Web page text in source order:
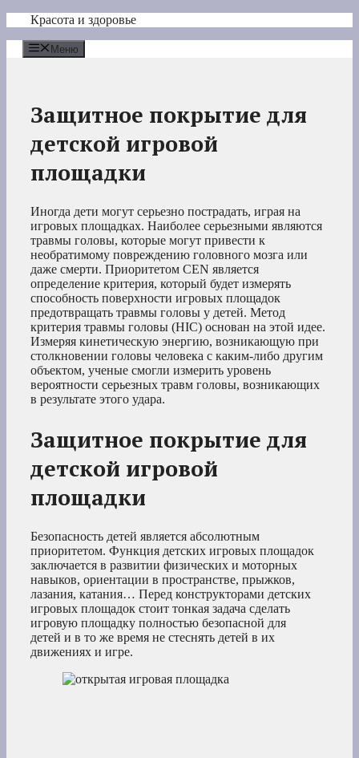
Перейти
содержимому
Красота и здоровье
Меню
Защитное покрытие для
детской игровой
площадки
Иногда дети могут серьезно пострадать, играя на
игровых площадках. Наиболее серьезными являются
травмы головы, которые могут привести к
необратимому повреждению головного мозга или
даже смерти. Приоритетом CEN является
определение критерия, который будет измерять
способность поверхности игровых площадок
предотвращать травмы головы у детей. Метод
критерия травмы головы (HIC) основан на этой идее.
Измеряя кинетическую энергию, возникающую при
столкновении головы человека с каким-либо другим
объектом, ученые смогли измерить уровень
вероятности серьезных травм головы, возникающих
в результате этого удара.
Защитное покрытие для
детской игровой
площадки
Безопасность детей является абсолютным
приоритетом. Функция детских игровых площадок
заключается в развитии физических и моторных
навыков, ориентации в пространстве, прыжков,
лазания, катания… Перед конструкторами детских
игровых площадок стоит тонкая задача сделать
игровую площадку полностью безопасной для
детей и в то же время не стеснять детей в их
движениях и игре.